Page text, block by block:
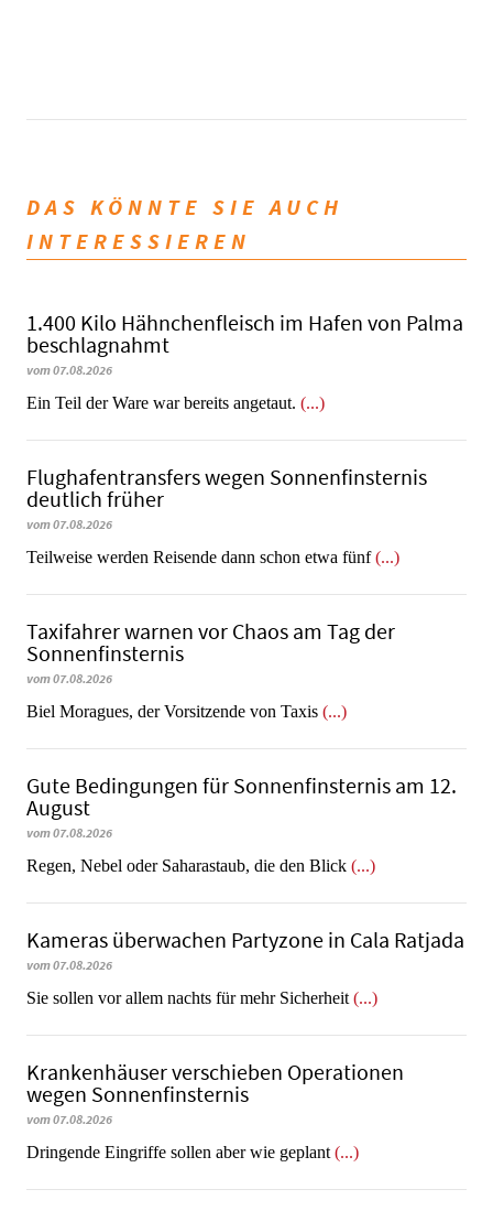
DAS KÖNNTE SIE AUCH
INTERESSIEREN
1.400 Kilo Hähnchenfleisch im Hafen von Palma
beschlagnahmt
vom 07.08.2026
​​​​​​​Ein Teil der Ware war bereits angetaut. (...)
Flughafentransfers wegen Sonnenfinsternis
deutlich früher
vom 07.08.2026
Teilweise werden Reisende dann schon etwa fünf(...)
Taxifahrer warnen vor Chaos am Tag der
Sonnenfinsternis
vom 07.08.2026
​​​​​​​Biel Moragues, der Vorsitzende von Taxis (...)
Gute Bedingungen für Sonnenfinsternis am 12.
August
vom 07.08.2026
Regen, Nebel oder Saharastaub, die den Blick (...)
Kameras überwachen Partyzone in Cala Ratjada
vom 07.08.2026
Sie sollen vor allem nachts für mehr Sicherheit (...)
Krankenhäuser verschieben Operationen
wegen Sonnenfinsternis
vom 07.08.2026
Dringende Eingriffe sollen aber wie geplant (...)